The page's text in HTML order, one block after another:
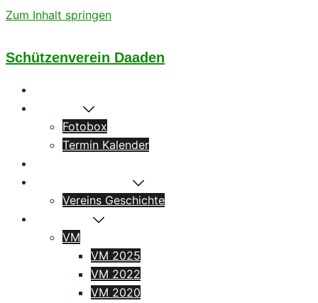
Zum Inhalt springen
Schützenverein Daaden
Fotobox
Termin Kalender
Vereins Geschichte
VM
VM 2025
VM 2022
VM 2020